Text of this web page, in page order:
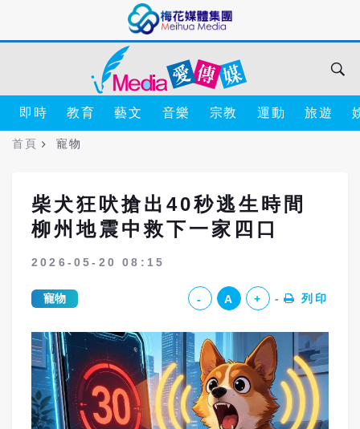
即時 教育 藝文 音樂 宗教 運動 旅遊
首頁 寵物
柴犬狂吠搶出40秒逃生時間
柳州地震中救下一家四口
2026-05-20 08:15
寵物 - A + 列印